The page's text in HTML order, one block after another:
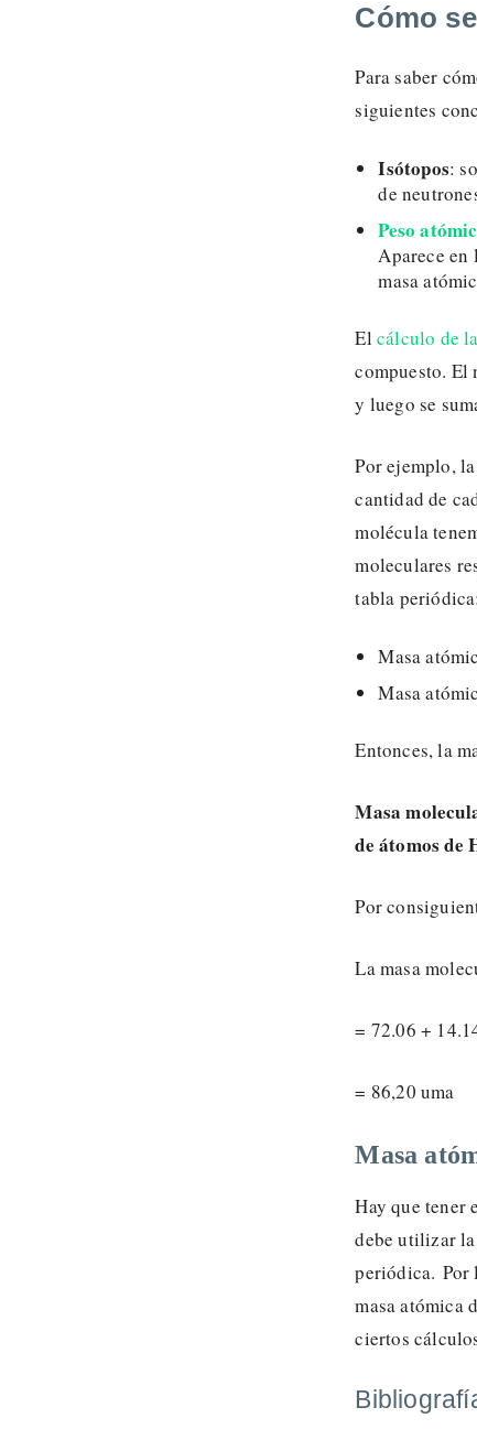
Cómo
Para saber
siguientes
Isótopos:
de
Peso
Aparece en
masa
El cálculo de
compuesto. El
y luego se
Por ejemplo,
cantidad de
molécula
moleculares
tabla periódica:
Masa
Masa
Entonces, la
Masa
de átomos de
Por
La masa
= 72.06 +
= 86,20 uma
Masa
Hay que tener
debe utilizar
periódica. Por
masa atómica
ciertos